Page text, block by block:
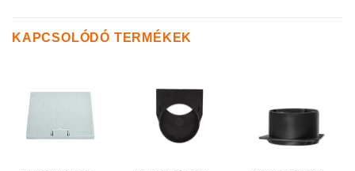
KAPCSOLÓDÓ TERMÉKEK